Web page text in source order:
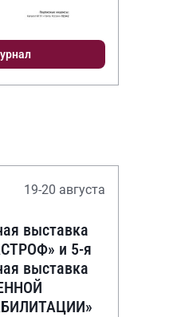
19-20 августа
выставка
и 5-я
выставка